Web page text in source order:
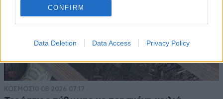
CONFIRM
Data Deletion Data Access Privacy Policy
ΚΟΣΜΟΣ10·08·2026 07:17